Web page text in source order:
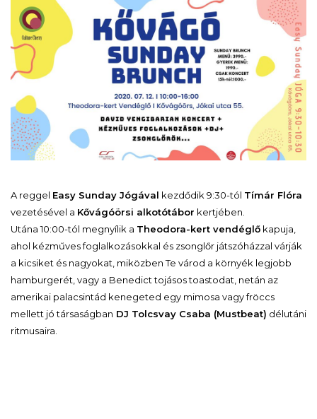
A reggel Easy Sunday Jógával kezdődik 9:30-tól Tímár Flóra
vezetésével a Kővágóörsi alkotótábor kertjében.
Utána 10:00-tól megnyílik a Theodora-kert vendéglő kapuja,
ahol kézműves foglalkozásokkal és zsonglőr játszóházzal várják
a kicsiket és nagyokat, miközben Te várod a környék legjobb
hamburgerét, vagy a Benedict tojásos toastodat, netán az
amerikai palacsintád kenegeted egy mimosa vagy fröccs
mellett jó társaságban DJ Tolcsvay Csaba (Mustbeat) délutáni
ritmusaira.